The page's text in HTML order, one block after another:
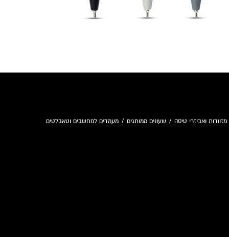
מזוודות ואביזרי טיסה / שעונים ממותגים / מעמדים למחשבים וטאבלטים